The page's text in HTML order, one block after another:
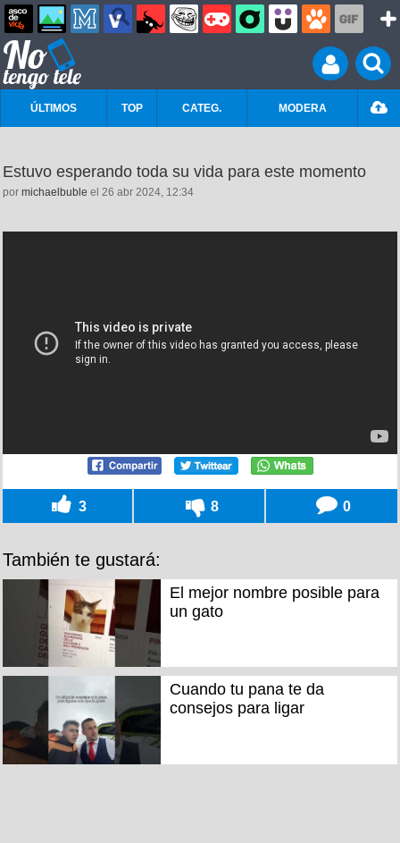
ÚLTIMOS TOP CATEG. MODERA
Estuvo esperando toda su vida para este momento
por michaelbuble el 26 abr 2024, 12:34
3 8 0
También te gustará:
El mejor nombre posible para
un gato
Cuando tu pana te da
consejos para ligar